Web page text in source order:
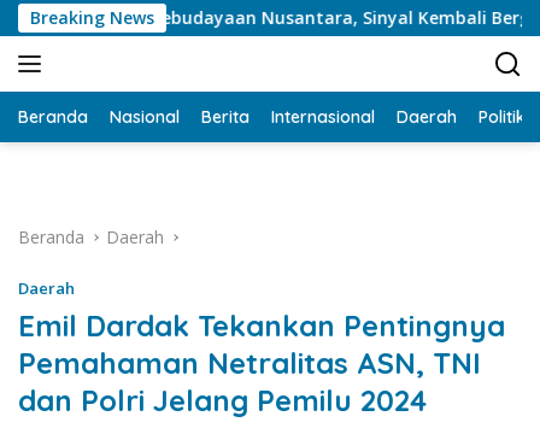
Langsung
ke
konten
Breaking News
Kebudayaan Nusantara, Sinyal Kembali Bergeraknya
Beranda Nasional Berita Internasional Daerah Politik
Beranda Daerah
Daerah
Emil Dardak Tekankan Pentingnya
Pemahaman Netralitas ASN, TNI
dan Polri Jelang Pemilu 2024